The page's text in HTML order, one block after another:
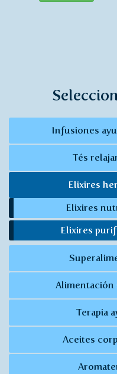
Infusiones
Tés
Elixires
Elixires
Elixires
Alimentación
Terapia
Aceites